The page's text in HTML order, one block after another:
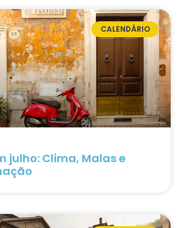
CALENDÁRIO
julho: Clima, Malas e